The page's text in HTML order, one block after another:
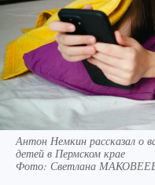
Антон Немкин рассказал о
детей в Пермском крае
Фото: Светлана